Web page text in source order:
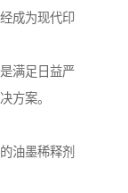
成为现代印
满足日益严
方案。
油墨稀释剂